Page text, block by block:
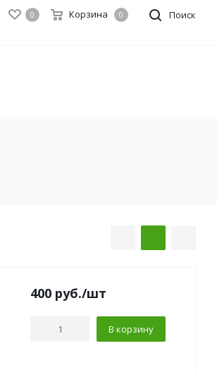
Поиск
0 Корзина 0
400 руб./шт
В корзину